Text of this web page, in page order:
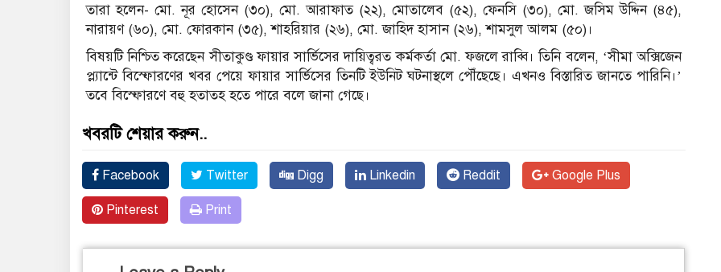
তারা হলেন- মো. নূর হোসেন (৩০), মো. আরাফাত (২২), মোতালেব (৫২), ফেনসি (৩০), মো. জসিম উদ্দিন (৪৫),
নারায়ণ (৬০), মো. ফোরকান (৩৫), শাহরিয়ার (২৬), মো. জাহিদ হাসান (২৬), শামসুল আলম (৫০)।
বিষয়টি নিশ্চিত করেছেন সীতাকুণ্ড ফায়ার সার্ভিসের দায়িত্বরত কর্মকর্তা মো. ফজলে রাব্বি। তিনি বলেন, ‘সীমা অক্সিজেন
প্ল্যান্টে বিস্ফোরণের খবর পেয়ে ফায়ার সার্ভিসের তিনটি ইউনিট ঘটনাস্থলে পৌঁছেছে। এখনও বিস্তারিত জানতে পারিনি।’
তবে বিস্ফোরণে বহু হতাতহ হতে পারে বলে জানা গেছে।
খবরটি শেয়ার করুন..
Facebook Twitter Digg Linkedin Reddit Google Plus
Pinterest Print